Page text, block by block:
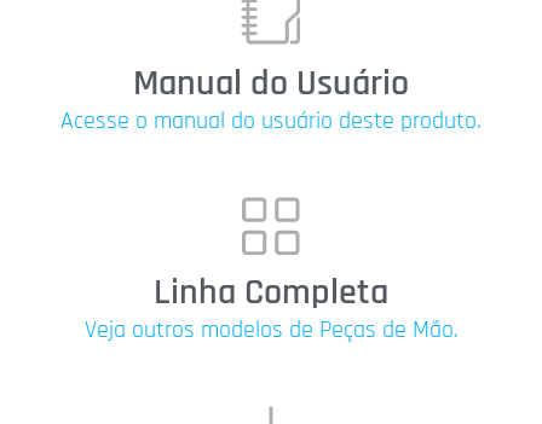
Manual do Usuário
Acesse o manual do usuário deste produto.
Linha Completa
Veja outros modelos de Peças de Mão.